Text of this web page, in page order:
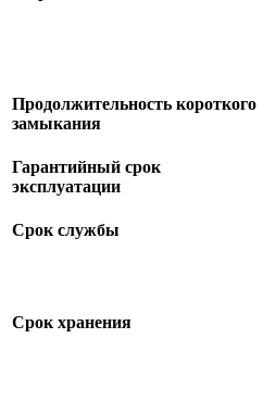
Продолжительность короткого
замыкания
Гарантийный срок
эксплуатации
Срок службы
Срок хранения